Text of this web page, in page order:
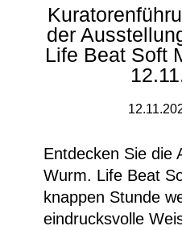
der
Life Beat Soft
Entdecken Sie die
Wurm. Life Beat
knappen Stunde
eindrucksvolle